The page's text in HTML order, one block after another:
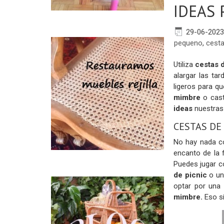
IDEAS
29-06-2023
pequeno,
Utilizacestas
alargar las
ligeros para
mimbre o
ideasnuestras
CESTAS
No hay nada
encanto de la
Puedes jugar
de picnic o
optar por
mimbre. Eso